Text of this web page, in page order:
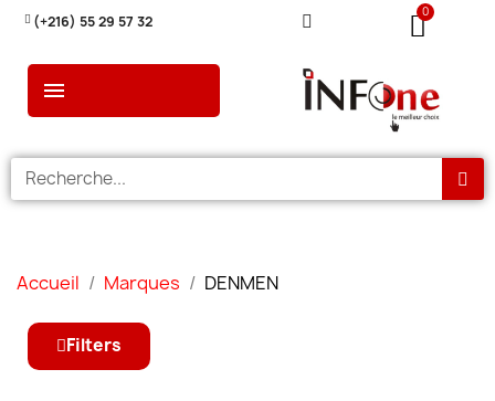
(+216) 55 29 57 32
Accueil Marques DENMEN
Filters